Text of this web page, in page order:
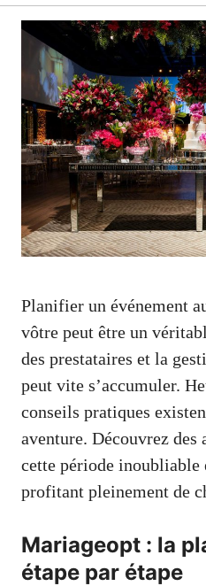
Planifier un événement
vôtre peut être un
des prestataires et la
peut vite s’accumuler.
conseils pratiques
aventure. Découvrez des
cette période inoubliable
profitant pleinement de
Mariageopt : la
étape par étape